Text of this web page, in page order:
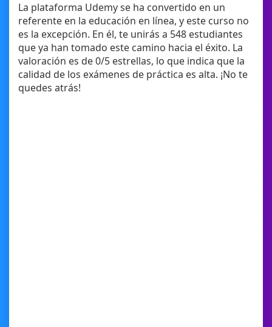
La plataforma Udemy se ha convertido en un
referente en la educación en línea, y este curso no
es la excepción. En él, te unirás a 548 estudiantes
que ya han tomado este camino hacia el éxito. La
valoración es de 0/5 estrellas, lo que indica que la
calidad de los exámenes de práctica es alta. ¡No te
quedes atrás!